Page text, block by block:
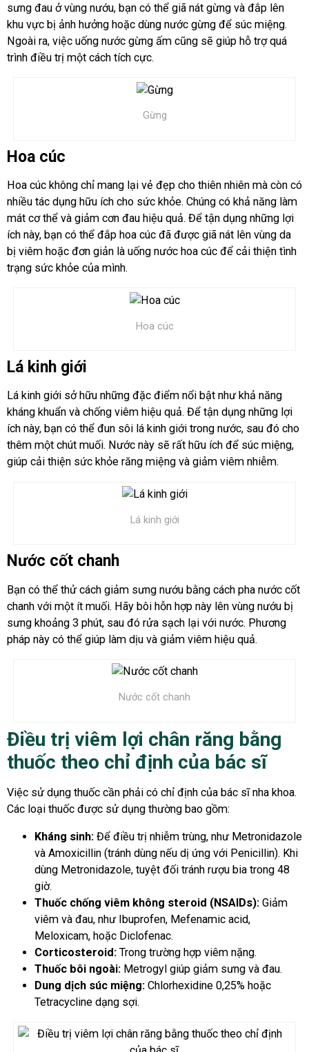
sưng đau ở vùng nướu, bạn có thể giã nát gừng và đắp lên
khu vực bị ảnh hưởng hoặc dùng nước gừng để súc miệng.
Ngoài ra, việc uống nước gừng ấm cũng sẽ giúp hỗ trợ quá
trình điều trị một cách tích cực.
Gừng
Hoa cúc
Hoa cúc không chỉ mang lại vẻ đẹp cho thiên nhiên mà còn có
nhiều tác dụng hữu ích cho sức khỏe. Chúng có khả năng làm
mát cơ thể và giảm cơn đau hiệu quả. Để tận dụng những lợi
ích này, bạn có thể đắp hoa cúc đã được giã nát lên vùng da
bị viêm hoặc đơn giản là uống nước hoa cúc để cải thiện tình
trạng sức khỏe của mình.
Hoa cúc
Lá kinh giới
Lá kinh giới sở hữu những đặc điểm nổi bật như khả năng
kháng khuẩn và chống viêm hiệu quả. Để tận dụng những lợi
ích này, bạn có thể đun sôi lá kinh giới trong nước, sau đó cho
thêm một chút muối. Nước này sẽ rất hữu ích để súc miệng,
giúp cải thiện sức khỏe răng miệng và giảm viêm nhiễm.
Lá kinh giới
Nước cốt chanh
Bạn có thể thử cách giảm sưng nướu bằng cách pha nước cốt
chanh với một ít muối. Hãy bôi hỗn hợp này lên vùng nướu bị
sưng khoảng 3 phút, sau đó rửa sạch lại với nước. Phương
pháp này có thể giúp làm dịu và giảm viêm hiệu quả.
Nước cốt chanh
Điều trị viêm lợi chân răng bằng
thuốc theo chỉ định của bác sĩ
Việc sử dụng thuốc cần phải có chỉ định của bác sĩ nha khoa.
Các loại thuốc được sử dụng thường bao gồm:
Kháng sinh: Để điều trị nhiễm trùng, như Metronidazole
và Amoxicillin (tránh dùng nếu dị ứng với Penicillin). Khi
dùng Metronidazole, tuyệt đối tránh rượu bia trong 48
giờ.
Thuốc chống viêm không steroid (NSAIDs): Giảm
viêm và đau, như Ibuprofen, Mefenamic acid,
Meloxicam, hoặc Diclofenac.
Corticosteroid: Trong trường hợp viêm nặng.
Thuốc bôi ngoài: Metrogyl giúp giảm sưng và đau.
Dung dịch súc miệng: Chlorhexidine 0,25% hoặc
Tetracycline dạng sợi.